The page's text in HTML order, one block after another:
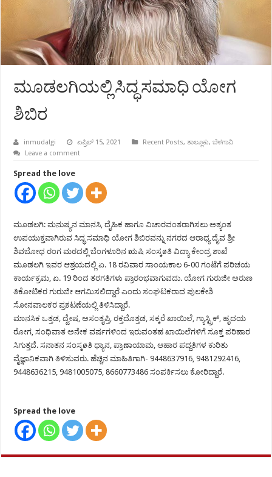
ಮೂಡಲಗಿಯಲ್ಲಿ ಸಿದ್ಧ ಸಮಾಧಿ ಯೋಗ
ಶಿಬಿರ
inmudalgi ಏಪ್ರಿಲ್ 15, 2021 Recent Posts,ತಾಲ್ಲೂಕು,ಬೆಳಗಾವಿ
Leave a comment
Spread the love
ಮೂಡಲಗಿ: ಮನುಷ್ಯನ ಮಾನಸಿ, ದೈಹಿಕ ಹಾಗೂ ವಿಚಾರವಂತರಾಗಿಸಲು ಅತ್ಯಂತ
ಉಪಯುಕ್ತವಾಗಿರುವ ಸಿದ್ಧ ಸಮಾಧಿ ಯೋಗ ಶಿಬಿರವನ್ನು ನಗರದ ಆರಾಧ್ಯ ದೈವ ಶ್ರೀ
ಶಿವಬೋಧ ರಂಗ ಮಠದಲ್ಲಿ ಬೆಂಗಳೂರಿನ ಋಷಿ ಸಂಸ್ಕøತಿ ವಿದ್ಯಾ ಕೇಂದ್ರ ಶಾಖೆ
ಮೂಡಲಗಿ ಇವರ ಆಶ್ರಯದಲ್ಲಿ ಏ. 18 ರವಿವಾರ ಸಾಂಯಕಾಲ 6-00 ಗಂಟೆಗೆ ಪರಿಚಯ
ಕಾರ್ಯಕ್ರಮ, ಏ. 19 ರಿಂದ ತರಗತಿಗಳು ಪ್ರಾರಂಭವಾಗುವದು. ಯೋಗ ಗುರುಜೀ ಅರುಣ
ತಿಕೋಟಿಕರ ಗುರುಜೀ ಆಗಮಿಸಲಿದ್ದಾರೆ ಎಂದು ಸಂಘಟಕರಾದ ಪುಲಕೇಶಿ
ಸೋನವಾಲಕರ ಪ್ರಕಟಣೆಯಲ್ಲಿ ತಿಳಿಸಿದ್ದಾರೆ.
ಮಾನಸಿಕ ಒತ್ತಡ, ದ್ವೇಷ, ಅಸಂತೃಪ್ತಿ, ರಕ್ತದೊತ್ತಡ, ಸಕ್ಕರೆ ಖಾಯಿಲೆ, ಗ್ಯಾಸ್ಟ್ರಿಕ್, ಹೃದಯ
ರೋಗ, ಸಂಧಿವಾತ ಅನೇಕ ವರ್ಷಗಳಿಂದ ಇರುವಂತಹ ಖಾಯಿಲೆಗಳಿಗೆ ಸೂಕ್ತ ಪರಿಹಾರ
ಸಿಗುತ್ತದೆ. ಸನಾತನ ಸಂಸ್ಕøತಿ ಧ್ಯಾನ, ಪ್ರಾಣಾಯಾಮ, ಆಹಾರ ಪದ್ದತಿಗಳ ಕುರಿತು
ವೈಜ್ಞಾನಿಕವಾಗಿ ತಿಳಿಸುವರು. ಹೆಚ್ಚಿನ ಮಾಹಿತಿಗಾಗಿ- 9448637916, 9481292416,
9448636215, 9481005075, 8660773486 ಸಂಪರ್ಕಿಸಲು ಕೋರಿದ್ದಾರೆ.
Spread the love